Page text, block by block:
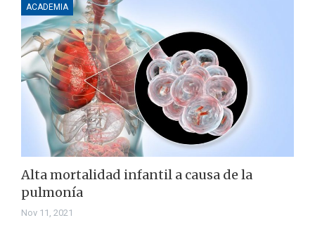
ACADEMIA
Alta mortalidad infantil a causa de la
pulmonía
Nov 11, 2021